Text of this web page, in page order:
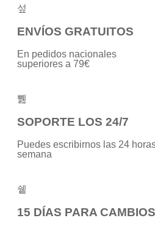
ENVÍOS GRATUITOS
En pedidos nacionales
superiores a 79€
SOPORTE LOS 24/7
Puedes escribirnos las 24
semana
15 DÍAS PARA CAMBIOS